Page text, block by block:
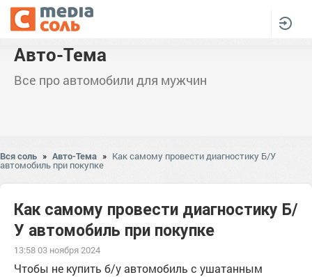
Авто-Тема
Все про автомобили для мужчин
Вся соль » Авто-Тема » Как самому провести диагностику Б/У
автомобиль при покупке
Как самому провести диагностику Б/
У автомобиль при покупке
13:58 03 ноября 2024
Чтобы не купить б/у автомобиль с ушатанным